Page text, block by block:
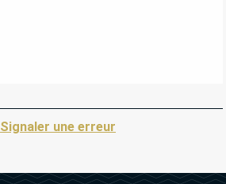
Signaler une erreur